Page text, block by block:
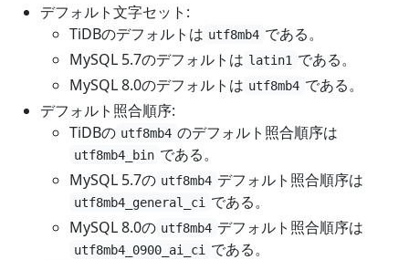
デフォルト文字セット:
TiDBのデフォルトは utf8mb4 である。
MySQL 5.7のデフォルトは latin1 である。
MySQL 8.0のデフォルトは utf8mb4 である。
デフォルト照合順序:
TiDBの utf8mb4 のデフォルト照合順序は
utf8mb4_bin である。
MySQL 5.7の utf8mb4 デフォルト照合順序は
utf8mb4_general_ci
である。
MySQL 8.0の utf8mb4 デフォルト照合順序は
utf8mb4_0900_ai_ci である。